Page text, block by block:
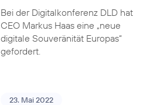
Bei der Digitalkonferenz DLD hat
CEO Markus Haas eine „neue
digitale Souveränität Europas“
gefordert.
23. Mai 2022